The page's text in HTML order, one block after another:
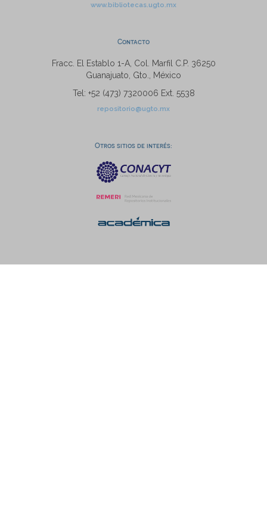
www.bibliotecas.ugto.mx
Contacto
Fracc. El Establo 1-A, Col. Marfil C.P. 36250
Guanajuato, Gto., México
Tel: +52 (473) 7320006 Ext. 5538
repositorio@ugto.mx
Otros sitios de interés: